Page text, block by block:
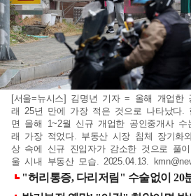
[서울=뉴시스] 김명년 기자 = 올해 개업한
래 25년 만에 가장 적은 것으로 나타났다.
면 올해 1~2월 신규 개업한 공인중개사 수
래 가장 적었다. 부동산 시장 침체 장기화
상 속에 신규 진입자가 감소한 것으로 풀
울 시내 부동산 모습. 2025.04.13.